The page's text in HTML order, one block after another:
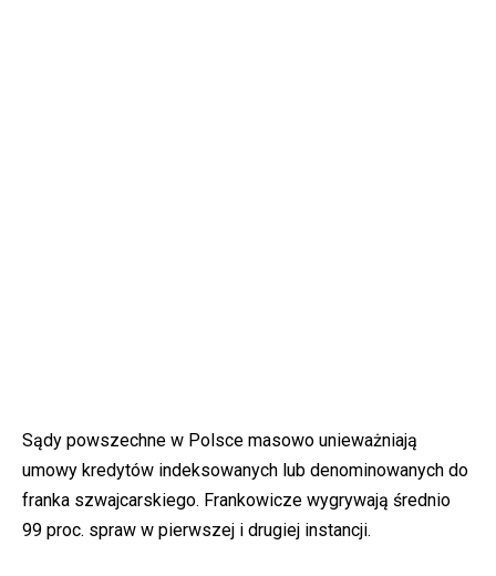
Sądy powszechne w Polsce masowo unieważniają
umowy kredytów indeksowanych lub denominowanych do
franka szwajcarskiego. Frankowicze wygrywają średnio
99 proc. spraw w pierwszej i drugiej instancji.